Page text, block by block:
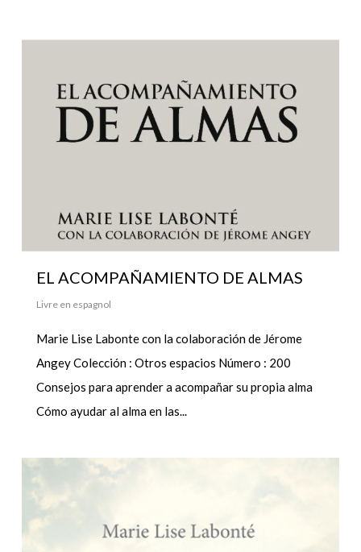
EL ACOMPAÑAMIENTO DE ALMAS
Livre en espagnol
Marie Lise Labonte con la colaboración de Jérome
Angey Colección : Otros espacios Número : 200
Consejos para aprender a acompañar su propia alma
Cómo ayudar al alma en las...